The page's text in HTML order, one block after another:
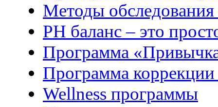
Методы обследования
РH баланс – это
Программа
Программа коррекции
Wellness программы